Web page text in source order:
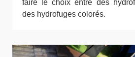
faire le choix entre des
des hydrofuges colorés.